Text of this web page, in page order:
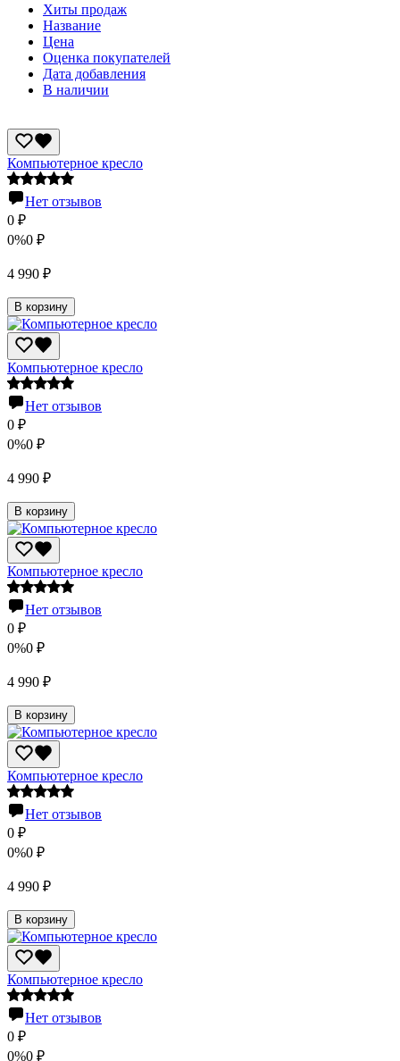
Хиты продаж
Название
Цена
Оценка покупателей
Дата добавления
В наличии
Компьютерное кресло
Нет отзывов
0 ₽
0%0 ₽
4 990 ₽
В корзину
Компьютерное кресло
Нет отзывов
0 ₽
0%0 ₽
4 990 ₽
В корзину
Компьютерное кресло
Нет отзывов
0 ₽
0%0 ₽
4 990 ₽
В корзину
Компьютерное кресло
Нет отзывов
0 ₽
0%0 ₽
4 990 ₽
В корзину
Компьютерное кресло
Нет отзывов
0 ₽
0%0 ₽